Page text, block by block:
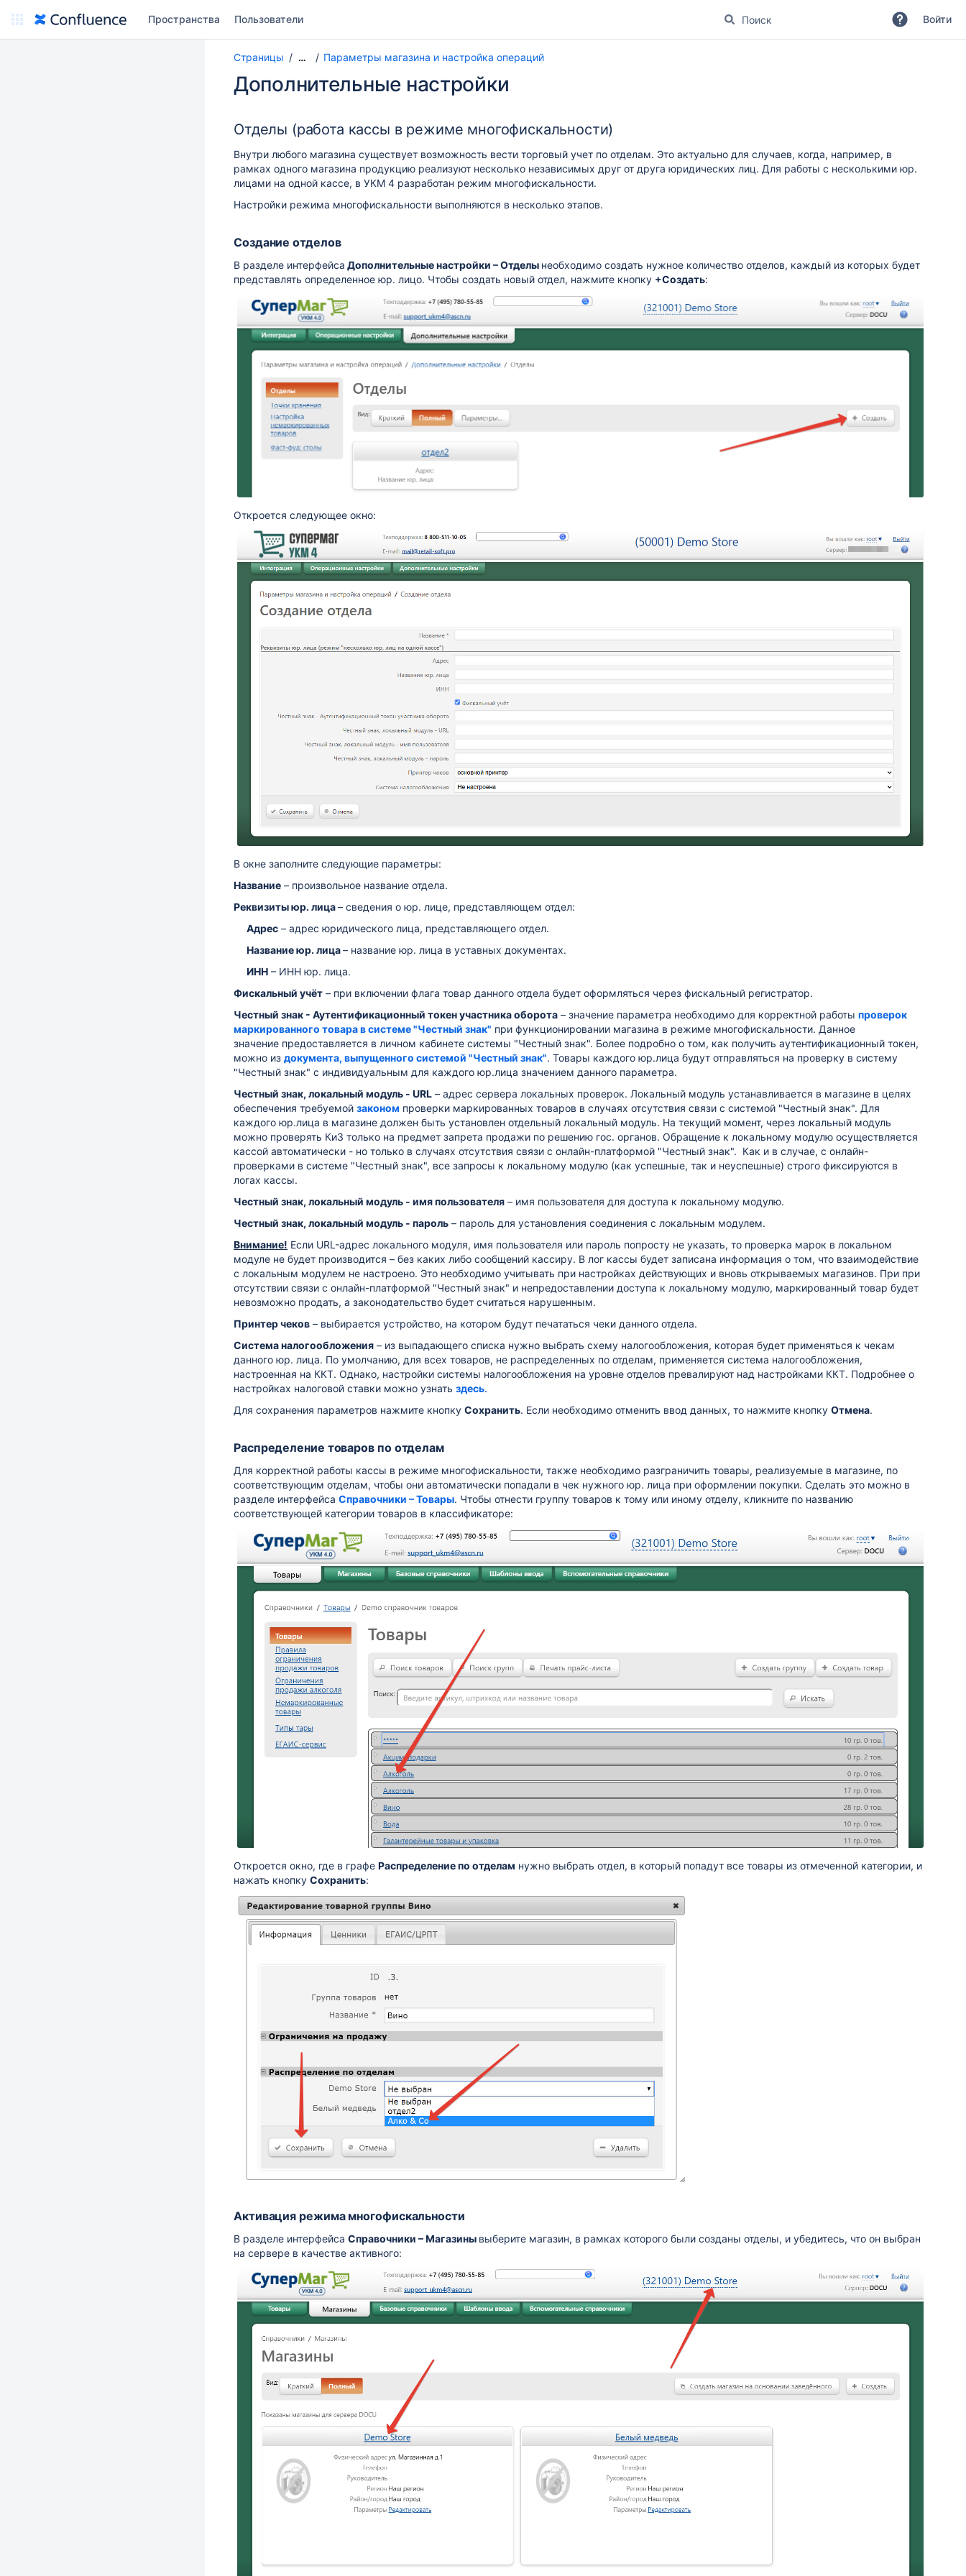
Пространства Пользователи Войти
Страницы … Параметры магазина и настройка операций
Дополнительные настройки
Отделы (работа кассы в режиме многофискальности)
Внутри любого магазина существует возможность вести торговый учет по отделам. Это актуально для случаев, когда, например, в
рамках одного магазина продукцию реализуют несколько независимых друг от друга юридических лиц. Для работы с несколькими юр.
лицами на одной кассе, в УКМ 4 разработан режим многофискальности.
Настройки режима многофискальности выполняются в несколько этапов.
Создание отделов
В разделе интерфейса Дополнительные настройки – Отделы необходимо создать нужное количество отделов, каждый из которых будет
представлять определенное юр. лицо. Чтобы создать новый отдел, нажмите кнопку +Создать:
Откроется следующее окно:
В окне заполните следующие параметры:
Название – произвольное название отдела.
Реквизиты юр. лица– сведения о юр. лице, представляющем отдел:
Адрес – адрес юридического лица, представляющего отдел.
Название юр. лица– название юр. лица в уставных документах.
ИНН – ИНН юр. лица.
Фискальный учёт – при включении флага товар данного отдела будет оформляться через фискальный регистратор.
Честный знак - Аутентификационный токен участника оборота – значение параметра необходимо для корректной работы проверок
маркированного товара в системе "Честный знак" при функционировании магазина в режиме многофискальности. Данное
значение предоставляется в личном кабинете системы "Честный знак". Более подробно о том, как получить аутентификационный токен,
можно из документа, выпущенного системой "Честный знак". Товары каждого юр.лица будут отправляться на проверку в систему
"Честный знак" с индивидуальным для каждого юр.лица значением данного параметра.
Честный знак, локальный модуль - URL – адрес сервера локальных проверок. Локальный модуль устанавливается в магазине в целях
обеспечения требуемой законом проверки маркированных товаров в случаях отсутствия связи с системой "Честный знак". Для
каждого юр.лица в магазине должен быть установлен отдельный локальный модуль. На текущий момент, через локальный модуль
можно проверять КиЗ только на предмет запрета продажи по решению гос. органов. Обращение к локальному модулю осуществляется
кассой автоматически - но только в случаях отсутствия связи с онлайн-платформой "Честный знак". Как и в случае, с онлайн-
проверками в системе "Честный знак", все запросы к локальному модулю (как успешные, так и неуспешные) строго фиксируются в
логах кассы.
Честный знак, локальный модуль - имя пользователя – имя пользователя для доступа к локальному модулю.
Честный знак, локальный модуль - пароль – пароль для установления соединения с локальным модулем.
Внимание! Если URL-адрес локального модуля, имя пользователя или пароль попросту не указать, то проверка марок в локальном
модуле не будет производится – без каких либо сообщений кассиру. В лог кассы будет записана информация о том, что взаимодействие
с локальным модулем не настроено. Это необходимо учитывать при настройках действующих и вновь открываемых магазинов. При при
отсутствии связи с онлайн-платформой "Честный знак" и непредоставлении доступа к локальному модулю, маркированный товар будет
невозможно продать, а законодательство будет считаться нарушенным.
Принтер чеков – выбирается устройство, на котором будут печататься чеки данного отдела.
Система налогообложения – из выпадающего списка нужно выбрать схему налогообложения, которая будет применяться к чекам
данного юр. лица. По умолчанию, для всех товаров, не распределенных по отделам, применяется система налогообложения,
настроенная на ККТ. Однако, настройки системы налогообложения на уровне отделов превалируют над настройками ККТ. Подробнее о
настройках налоговой ставки можно узнать здесь.
Для сохранения параметров нажмите кнопку Сохранить. Если необходимо отменить ввод данных, то нажмите кнопку Отмена.
Распределение товаров по отделам
Для корректной работы кассы в режиме многофискальности, также необходимо разграничить товары, реализуемые в магазине, по
соответствующим отделам, чтобы они автоматически попадали в чек нужного юр. лица при оформлении покупки. Сделать это можно в
разделе интерфейса Справочники – Товары. Чтобы отнести группу товаров к тому или иному отделу, кликните по названию
соответствующей категории товаров в классификаторе:
Откроется окно, где в графе Распределение по отделам нужно выбрать отдел, в который попадут все товары из отмеченной категории, и
нажать кнопку Сохранить:
Активация режима многофискальности
В разделе интерфейса Справочники – Магазины выберите магазин, в рамках которого были созданы отделы, и убедитесь, что он выбран
на сервере в качестве активного: